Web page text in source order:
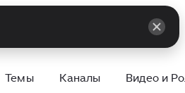
Темы Каналы Видео и